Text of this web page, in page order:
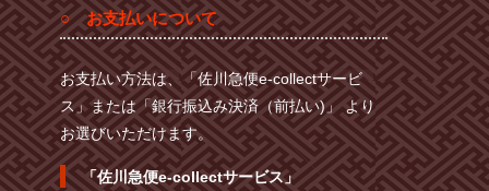
○ お支払いについて
お支払い方法は、「佐川急便e-collectサービ
ス」または「銀行振込み決済（前払い)」 より
お選びいただけます。
「佐川急便e-collectサービス」